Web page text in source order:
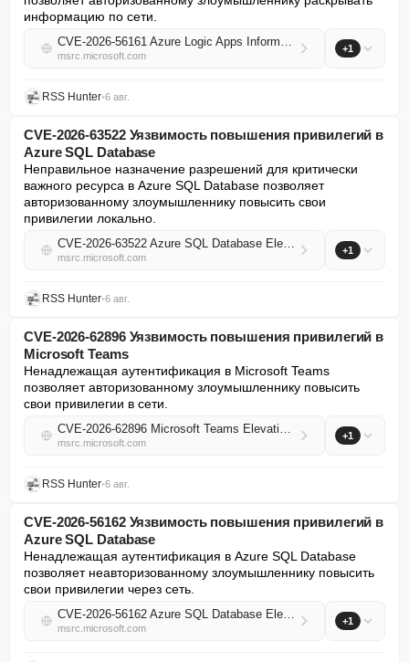
информацию по сети.
CVE-2026-56161 Azure Logic Apps Information Disclosure Vulnerability
msrc.microsoft.com
+1
RSS Hunter•6 авг.
CVE-2026-63522 Уязвимость повышения привилегий в
Azure SQL Database
Неправильное назначение разрешений для критически
важного ресурса в Azure SQL Database позволяет
авторизованному злоумышленнику повысить свои
привилегии локально.
CVE-2026-63522 Azure SQL Database Elevation of Privilege Vulnerability
msrc.microsoft.com
+1
RSS Hunter•6 авг.
CVE-2026-62896 Уязвимость повышения привилегий в
Microsoft Teams
Ненадлежащая аутентификация в Microsoft Teams
позволяет авторизованному злоумышленнику повысить
свои привилегии в сети.
CVE-2026-62896 Microsoft Teams Elevation of Privilege Vulnerability
msrc.microsoft.com
+1
RSS Hunter•6 авг.
CVE-2026-56162 Уязвимость повышения привилегий в
Azure SQL Database
Ненадлежащая аутентификация в Azure SQL Database
позволяет неавторизованному злоумышленнику повысить
свои привилегии через сеть.
CVE-2026-56162 Azure SQL Database Elevation of Privilege Vulnerability
msrc.microsoft.com
+1